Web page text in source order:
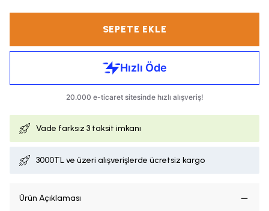
SEPETE EKLE
Vade farksız 3 taksit imkanı
3000TL ve üzeri alışverişlerde ücretsiz kargo
Ürün Açıklaması